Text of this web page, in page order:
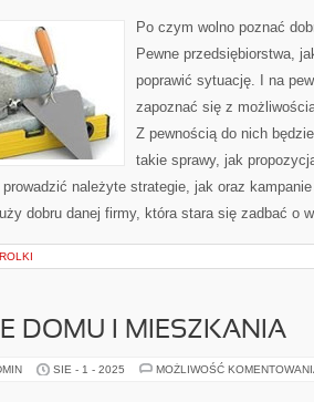
Po czym wolno poznać
Pewne przedsiębiorstwa,
poprawić sytuację. I na
zapoznać się z
Z pewnością do nich
takie sprawy, jak
należyte strategie, jak oraz
dobru danej firmy, która stara się zadbać o
ROLKI
DOMU I MIESZKANIA
SIE - 1 - 2025 MOŻLIWOŚĆ